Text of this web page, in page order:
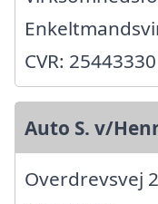
CVR: 25443330
Auto S. v/
Overdrevsvej